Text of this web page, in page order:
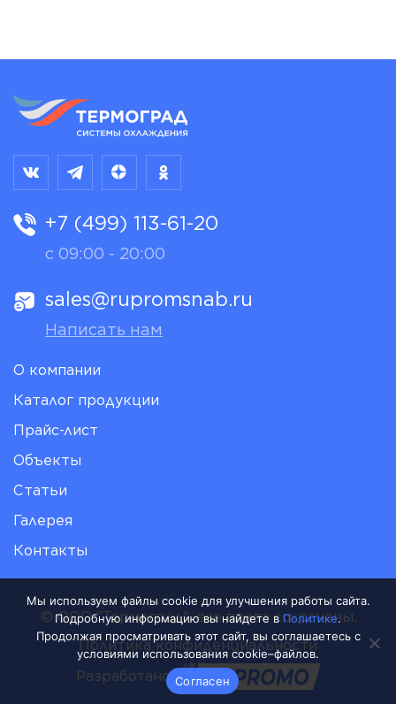
О компании
Каталог продукции
Прайс-лист
Объекты
Статьи
Галерея
Контакты
+7 (499) 113-61-20
с 09:00 - 20:00
sales@rupromsnab.ru
Написать нам
© ООО "Термоград", все права сохранены.
Политика конфиденциальности
Разработано:
Мы используем файлы cookie для улучшения работы сайта.
Подробную информацию вы найдете вПолитике.
Продолжая просматривать этот сайт, вы соглашаетесь с
условиями использования cookie–файлов.
Согласен